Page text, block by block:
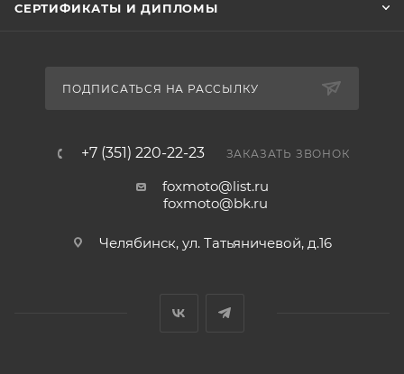
СЕРТИФИКАТЫ И ДИПЛОМЫ
ПОДПИСАТЬСЯ НА РАССЫЛКУ
+7 (351) 220-22-23 ЗАКАЗАТЬ ЗВОНОК
foxmoto@list.ru
foxmoto@bk.ru
Челябинск, ул. Татьяничевой, д.16